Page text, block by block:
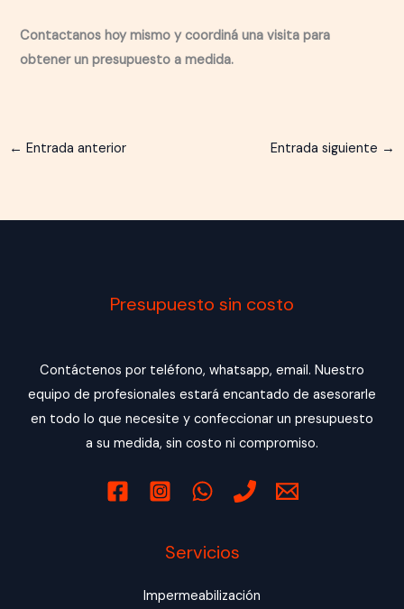
Contactanos hoy mismo y coordiná una visita para
obtener un presupuesto a medida.
← Entrada anterior Entrada siguiente →
Presupuesto sin costo
Contáctenos por teléfono, whatsapp, email. Nuestro
equipo de profesionales estará encantado de asesorarle
en todo lo que necesite y confeccionar un presupuesto
a su medida, sin costo ni compromiso.
Servicios
Impermeabilización